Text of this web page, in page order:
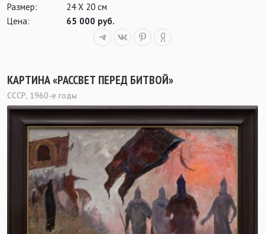
Размер:
24 Х 20 см
Цена:
65 000 руб.
КАРТИНА «РАССВЕТ ПЕРЕД БИТВОЙ»
СССР, 1960-е годы